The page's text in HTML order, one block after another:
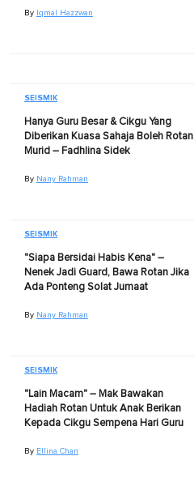
By Iqmal Hazzwan
SEISMIK
Hanya Guru Besar & Cikgu Yang
Diberikan Kuasa Sahaja Boleh Rotan
Murid – Fadhlina Sidek
By Nany Rahman
SEISMIK
"Siapa Bersidai Habis Kena" –
Nenek Jadi Guard, Bawa Rotan Jika
Ada Ponteng Solat Jumaat
By Nany Rahman
SEISMIK
"Lain Macam" – Mak Bawakan
Hadiah Rotan Untuk Anak Berikan
Kepada Cikgu Sempena Hari Guru
By Ellina Chan